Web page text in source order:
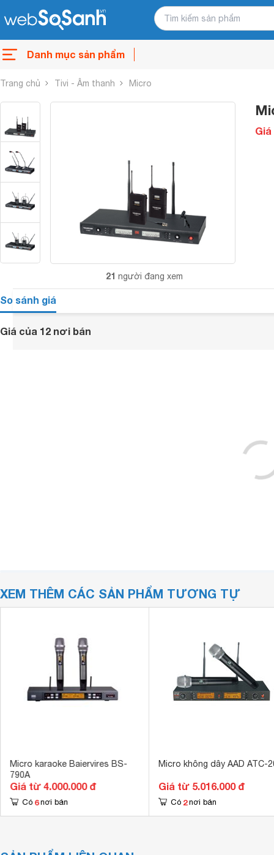
Danh mục sản phẩm
Trang chủ Tivi - Âm thanh Micro
21 người đang xem
Giá
So sánh giá
Giá của 12 nơi bán
XEM THÊM CÁC SẢN PHẨM TƯƠNG TỰ
Micro karaoke Baiervires BS-
790A
Giá từ 4.000.000 đ
Có 6 nơi bán
Micro không dây AAD ATC-
Giá từ 5.016.000 đ
Có 2 nơi bán